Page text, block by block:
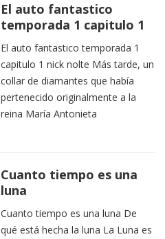
El auto fantastico
temporada 1 capitulo 1
El auto fantastico temporada 1
capitulo 1 nick nolte Más tarde, un
collar de diamantes que había
pertenecido originalmente a la
reina María Antonieta
Cuanto tiempo es una
luna
Cuanto tiempo es una luna De
qué está hecha la luna La Luna es